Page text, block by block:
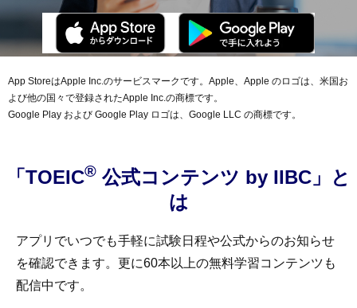
App StoreはApple Inc.のサービスマークです。Apple、Apple のロゴは、米国お
よび他の国々で登録されたApple Inc.の商標です。
Google Play および Google Play ロゴは、Google LLC の商標です。
「TOEIC® 公式コンテンツ by IIBC」と
は
アプリでいつでも手軽に試験日程や公式からのお知らせ
を確認できます。更に60本以上の無料学習コンテンツも
配信中です。